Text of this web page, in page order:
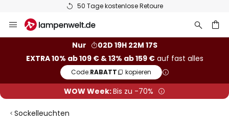
50 Tage kostenlose Retoure
Inhalt
Nur
02D 19H 22M 16S
EXTRA 10% ab 109 € & 13% ab 159 €auf fast alles
Code:RABATT kopieren
WOW Week:Bis zu -70%
Sockelleuchten